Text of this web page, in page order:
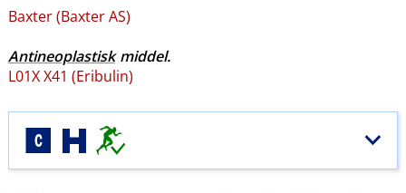
Baxter (Baxter AS)
Antineoplastiskmiddel.
L01X X41 (Eribulin)